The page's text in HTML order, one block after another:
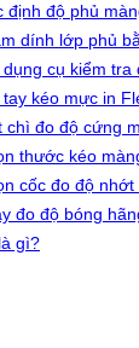
định độ phủ
dính lớp phủ
cụ kiểm tra
kéo mực in
chì đo độ cứng
thước kéo
cốc đo độ
đo độ bóng
gì?